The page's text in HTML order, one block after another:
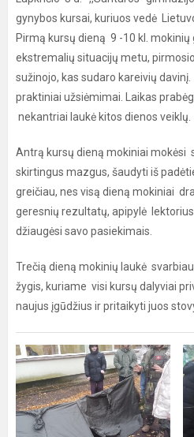
gynybos kursai, kuriuos vedė
Pirmą kursų dieną 9 -10 kl. mokinių
ekstremalių situacijų metu,
sužinojo, kas sudaro kareivių
praktiniai užsiėmimai. Laikas
nekantriai laukė kitos dienos veiklų.
Antrą kursų dieną mokiniai mokėsi
skirtingus mazgus, šaudyti iš
greičiau, nes visą dieną mokiniai
geresnių rezultatų, apipylė
džiaugėsi savo pasiekimais.
Trečią dieną mokinių laukė
žygis, kuriame visi kursų dalyviai
naujus įgūdžius ir pritaikyti juos